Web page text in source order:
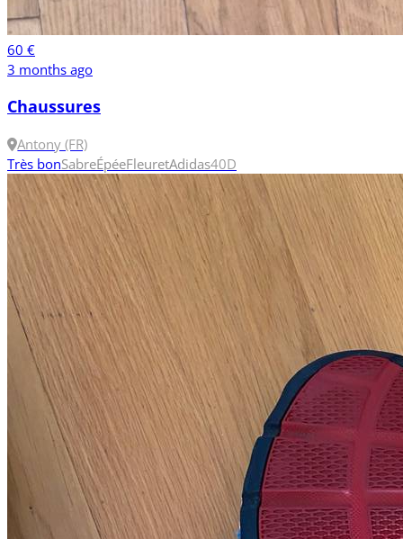
60 €
3 months ago
Chaussures
Antony (FR)
Très bonSabreÉpéeFleuretAdidas40D